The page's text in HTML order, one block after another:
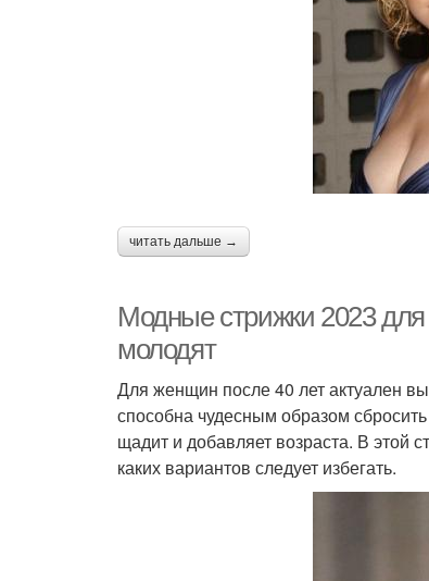
читать дальше →
Модные стрижки 2023
молодят
Для женщин после 40 лет актуален
способна чудесным образом
щадит и добавляет возраста. В этой
каких вариантов следует избегать.